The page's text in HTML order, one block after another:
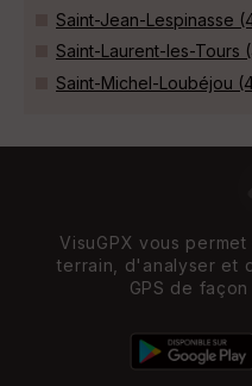
Saint-Jean-Lespinasse
Saint-Laurent-les-Tours
Saint-Michel-Loubéjou
VisuGPX vous
terrain, d'analyser et
GPS de